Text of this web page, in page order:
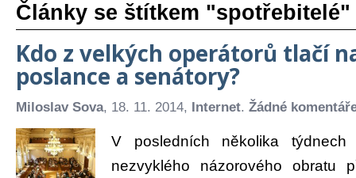
Články se štítkem "spotřebitelé"
Kdo z velkých operátorů tlačí
poslance a senátory?
Miloslav Sova, 18. 11. 2014, Internet. Žádné
V posledních několika
nezvyklého názorového obratu